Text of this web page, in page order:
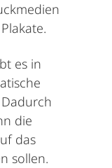
es in
die
das
sollen.